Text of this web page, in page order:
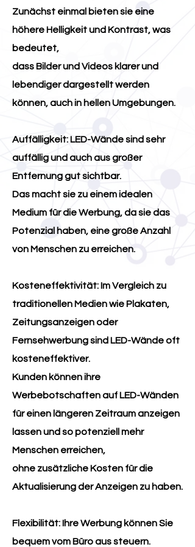
Zunächst einmal bieten sie eine
höhere Helligkeit und Kontrast, was
bedeutet,
dass Bilder und Videos klarer und
lebendiger dargestellt werden
können, auch in hellen Umgebungen.
Auffälligkeit: LED-Wände sind sehr
auffällig und auch aus großer
Entfernung gut sichtbar.
Das macht sie zu einem idealen
Medium für die Werbung, da sie das
Potenzial haben, eine große Anzahl
von Menschen zu erreichen.
Kosteneffektivität: Im Vergleich zu
traditionellen Medien wie Plakaten,
Zeitungsanzeigen oder
Fernsehwerbung sind LED-Wände oft
kosteneffektiver.
Kunden können ihre
Werbebotschaften auf LED-Wänden
für einen längeren Zeitraum anzeigen
lassen und so potenziell mehr
Menschen erreichen,
ohne zusätzliche Kosten für die
Aktualisierung der Anzeigen zu haben.
Flexibilität: Ihre Werbung können Sie
bequem vom Büro aus steuern.